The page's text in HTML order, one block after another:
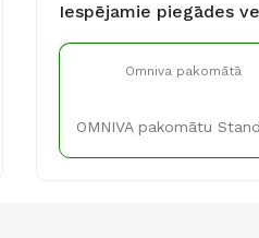
Iespējamie piegādes
Omniva pakomātā
OMNIVA pakomātu